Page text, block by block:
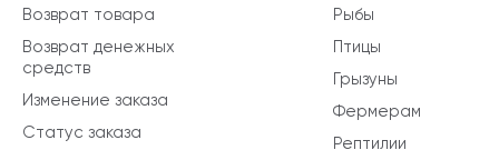
Рыбы
Птицы
Грызуны
Фермерам
Рептилии
Возврат товара
Возврат денежных
средств
Изменение заказа
Статус заказа